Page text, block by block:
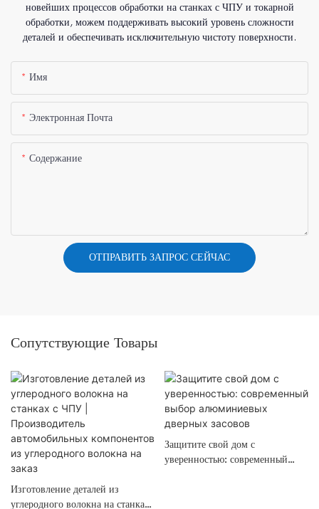
новейших процессов обработки на станках с ЧПУ и токарной
обработки, можем поддерживать высокий уровень сложности
деталей и обеспечивать исключительную чистоту поверхности.
Имя
Электронная Почта
Содержание
ОТПРАВИТЬ ЗАПРОС СЕЙЧАС
Сопутствующие Товары
Изготовление деталей из
углеродного волокна на станках
Защитите свой дом с
уверенностью: современный